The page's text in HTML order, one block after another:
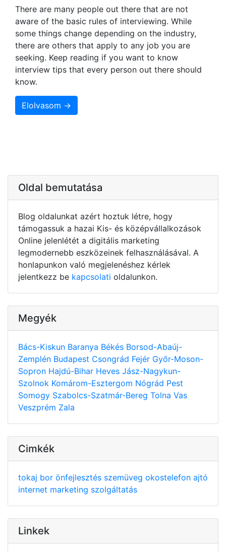
There are many people out there that are not
aware of the basic rules of interviewing. While
some things change depending on the industry,
there are others that apply to any job you are
seeking. Keep reading if you want to know
interview tips that every person out there should
know.
Elolvasom →
Oldal bemutatása
Blog oldalunkat azért hoztuk létre, hogy
támogassuk a hazai Kis- és középvállalkozások
Online jelenlétét a digitális marketing
legmodernebb eszközeinek felhasználásával. A
honlapunkon való megjelenéshez kérlek
jelentkezz be kapcsolati oldalunkon.
Megyék
Bács-Kiskun Baranya Békés Borsod-Abaúj-
Zemplén Budapest Csongrád Fejér Győr-Moson-
Sopron Hajdú-Bihar Heves Jász-Nagykun-
Szolnok Komárom-Esztergom Nógrád Pest
Somogy Szabolcs-Szatmár-Bereg Tolna Vas
Veszprém Zala
Cimkék
tokaj bor önfejlesztés szemüveg okostelefon ajtó
internet marketing szolgáltatás
Linkek